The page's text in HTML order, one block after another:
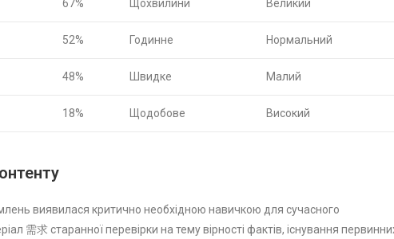
67% Щохвилини Великий
52% Годинне Нормальний
48% Швидке Малий
18% Щодобове Високий
виявилася критично необхідною навичкою для сучасного
需求 старанної перевірки на тему вірності фактів, існування